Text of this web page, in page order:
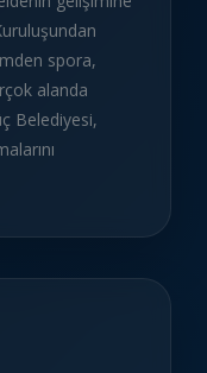
spora,
alanda
Belediyesi,